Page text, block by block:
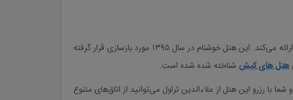
در ساحل مرجانی جزیره زیبای کیش، هتلی پنج ستاره با نام هتل شایگان کیش، بهترین و به روزترین خدمات مهمان‌نوازی را به مهمانانش ارائه می‌کند. این هتل خوشنام در سال ۱۳۹۵ مورد بازسازی قرار گرفته
هتل های کیش شناخته شده شده است.
رزرو این هتل از علاءالدین تراول می‌توانید از اتاق‌های متنوع